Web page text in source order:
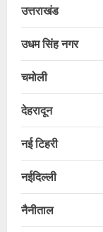
उत्तराखंड
उधम सिंह नगर
चमोली
देहरादून
नई टिहरी
नईदिल्ली
नैनीताल